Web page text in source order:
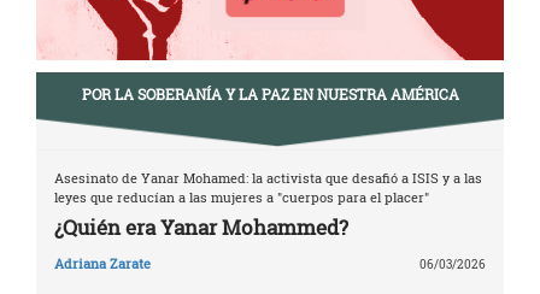
POR LA SOBERANÍA Y LA PAZ EN NUESTRA AMÉRICA
Asesinato de Yanar Mohamed: la activista que desafió a ISIS y a las
leyes que reducían a las mujeres a "cuerpos para el placer"
¿Quién era Yanar Mohammed?
Adriana Zarate 06/03/2026